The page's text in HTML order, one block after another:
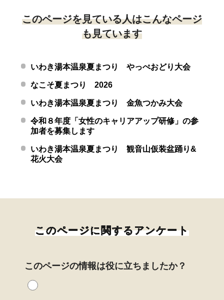
このページを見ている人はこんなページ
も見ています
いわき湯本温泉夏まつり やっぺおどり大会
なこそ夏まつり 2026
いわき湯本温泉夏まつり 金魚つかみ大会
令和８年度「女性のキャリアアップ研修」の参
加者を募集します
いわき湯本温泉夏まつり 観音山仮装盆踊り&
花火大会
このページに関するアンケート
このページの情報は役に立ちましたか？